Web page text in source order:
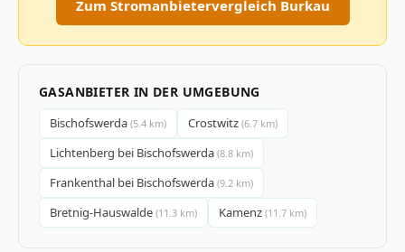
Zum Stromanbietervergleich Burkau
GASANBIETER IN DER UMGEBUNG
Bischofswerda (5.4 km) Crostwitz (6.7 km)
Lichtenberg bei Bischofswerda (8.8 km)
Frankenthal bei Bischofswerda (9.2 km)
Bretnig-Hauswalde (11.3 km) Kamenz (11.7 km)